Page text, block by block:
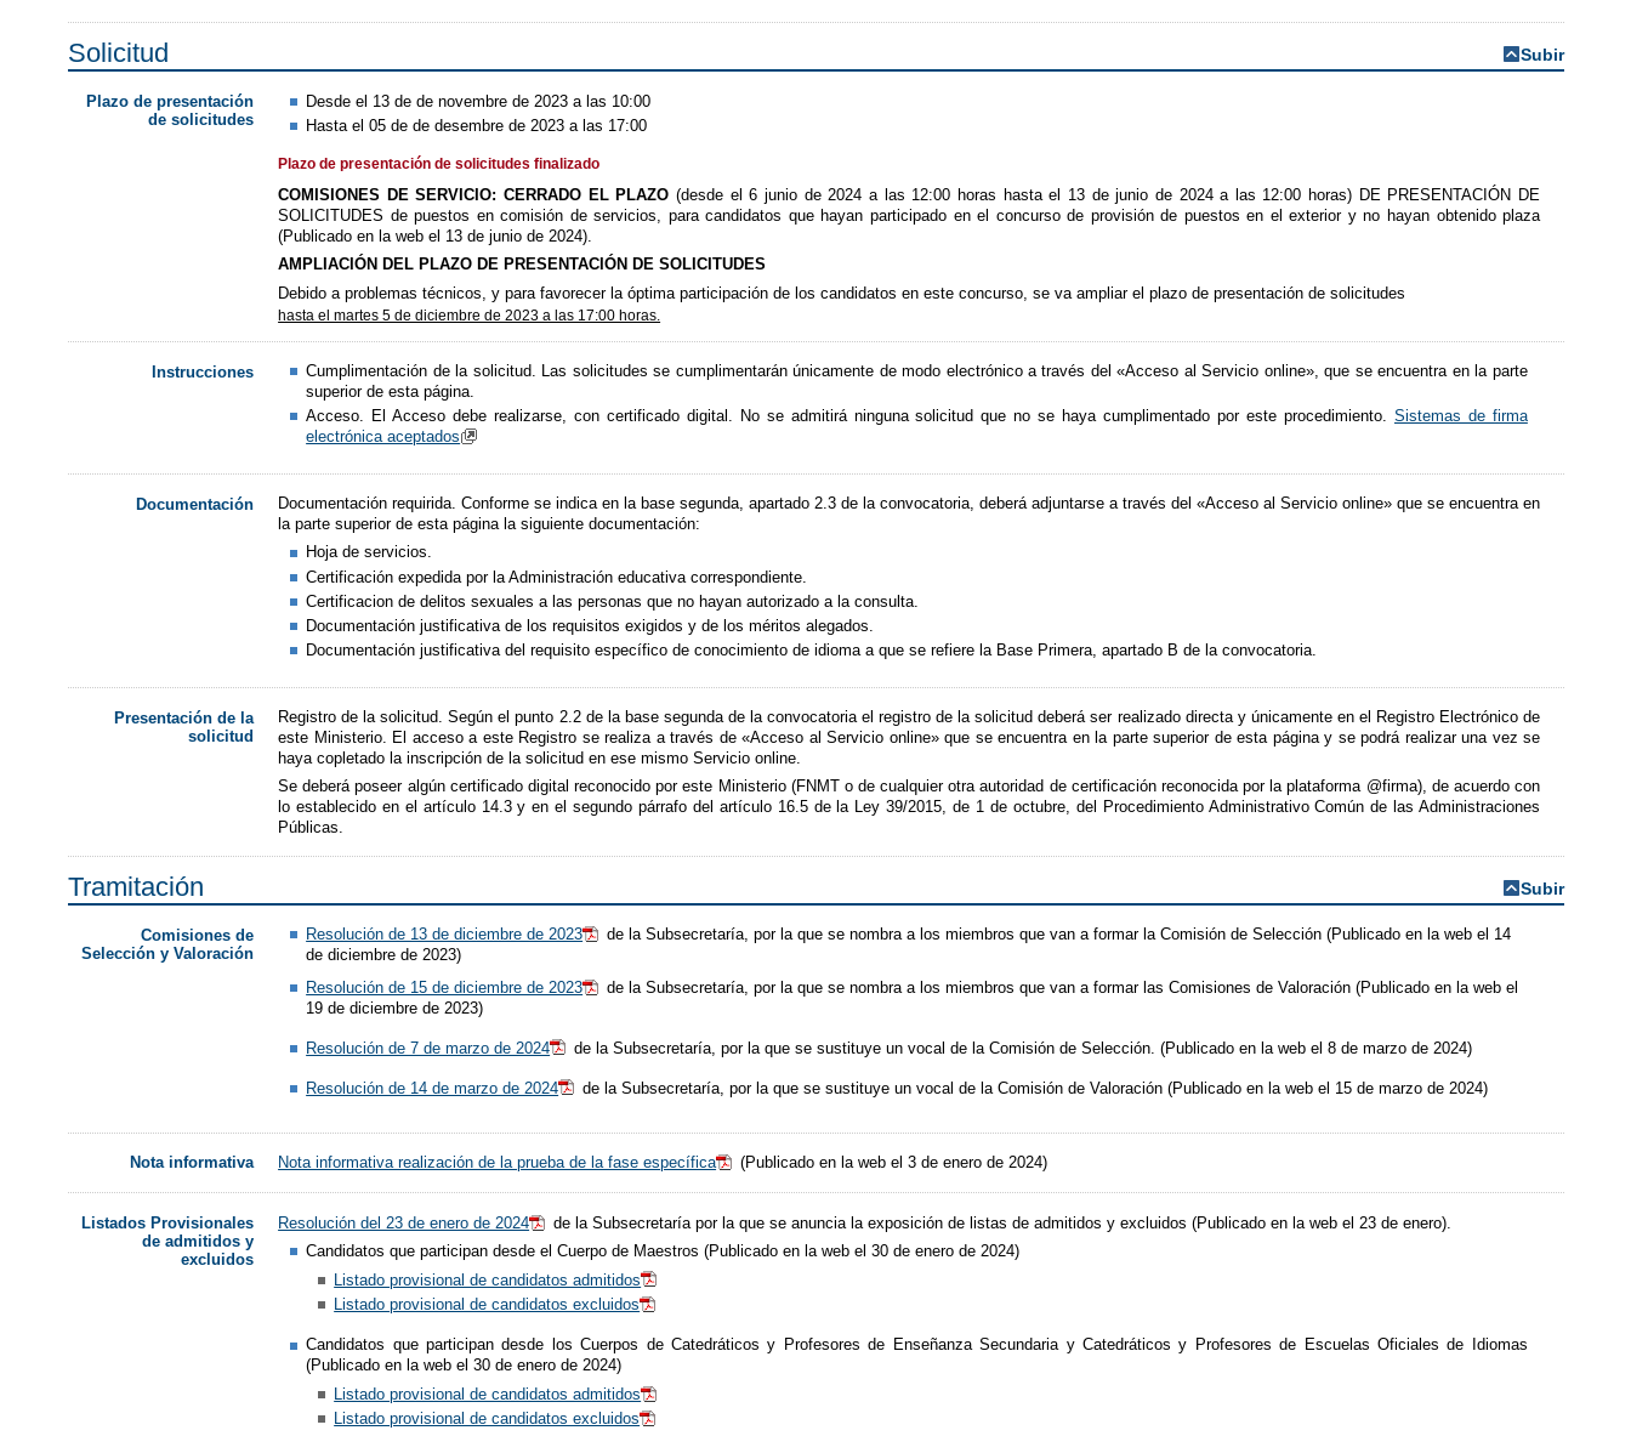
Solicitud Subir
Plazo de presentación
de solicitudes
Desde el 13 de de novembre de 2023 a las 10:00
Hasta el 05 de de desembre de 2023 a las 17:00
Plazo de presentación de solicitudes finalizado
COMISIONES DE SERVICIO:CERRADO EL PLAZO(desde el 6 junio de 2024 a las 12:00 horas hasta el 13 de junio de 2024 a las 12:00 horas) DE PRESENTACIÓN DE
SOLICITUDES de puestos en comisión de servicios, para candidatos que hayan participado en el concurso de provisión de puestos en el exterior y no hayan obtenido plaza
(Publicado en la web el 13 de junio de 2024).
AMPLIACIÓN DEL PLAZO DE PRESENTACIÓN DE SOLICITUDES
Debido a problemas técnicos, y para favorecer la óptima participación de los candidatos en este concurso, se va ampliar el plazo de presentación de solicitudes
hasta el martes 5 de diciembre de 2023 a las 17:00 horas.
Instrucciones
Cumplimentación de la solicitud. Las solicitudes se cumplimentarán únicamente de modo electrónico a través del «Acceso al Servicio online», que se encuentra en la parte
superior de esta página.
Acceso. El Acceso debe realizarse, con certificado digital. No se admitirá ninguna solicitud que no se haya cumplimentado por este procedimiento. Sistemas de firma
electrónica aceptados
Documentación
Documentación requirida. Conforme se indica en la base segunda, apartado 2.3 de la convocatoria, deberá adjuntarse a través del «Acceso al Servicio online» que se encuentra en
la parte superior de esta página la siguiente documentación:
Hoja de servicios.
Certificación expedida por la Administración educativa correspondiente.
Certificacion de delitos sexuales a las personas que no hayan autorizado a la consulta.
Documentación justificativa de los requisitos exigidos y de los méritos alegados.
Documentación justificativa del requisito específico de conocimiento de idioma a que se refiere la Base Primera, apartado B de la convocatoria.
Presentación de la
solicitud
Registro de la solicitud. Según el punto 2.2 de la base segunda de la convocatoria el registro de la solicitud deberá ser realizado directa y únicamente en el Registro Electrónico de
este Ministerio. El acceso a este Registro se realiza a través de «Acceso al Servicio online» que se encuentra en la parte superior de esta página y se podrá realizar una vez se
haya copletado la inscripción de la solicitud en ese mismo Servicio online.
Se deberá poseer algún certificado digital reconocido por este Ministerio (FNMT o de cualquier otra autoridad de certificación reconocida por la plataforma @firma), de acuerdo con
lo establecido en el artículo 14.3 y en el segundo párrafo del artículo 16.5 de la Ley 39/2015, de 1 de octubre, del Procedimiento Administrativo Común de las Administraciones
Públicas.
Tramitación Subir
Comisiones de
Selección y Valoración
Resolución de 13 de diciembre de 2023
de la Subsecretaría, por la que se nombra a los miembros que van a formar la Comisión de Selección (Publicado en la web el 14
de diciembre de 2023)
Resolución de 15 de diciembre de 2023
de la Subsecretaría, por la que se nombra a los miembros que van a formar las Comisiones de Valoración (Publicado en la web el
19 de diciembre de 2023)
Resolución de 7 de marzo de 2024 de la Subsecretaría, por la que se sustituye un vocal de la Comisión de Selección. (Publicado en la web el 8 de marzo de 2024)
Resolución de 14 de marzo de 2024 de la Subsecretaría, por la que se sustituye un vocal de la Comisión de Valoración (Publicado en la web el 15 de marzo de 2024)
Nota informativa Nota informativa realización de la prueba de la fase específica (Publicado en la web el 3 de enero de 2024)
Listados Provisionales
de admitidos y
excluidos
Resolución del 23 de enero de 2024
de la Subsecretaría por la que se anuncia la exposición de listas de admitidos y excluidos (Publicado en la web el 23 de enero).
Candidatos que participan desde el Cuerpo de Maestros (Publicado en la web el 30 de enero de 2024)
Listado provisional de candidatos admitidos
Listado provisional de candidatos excluidos
Candidatos que participan desde los Cuerpos de Catedráticos y Profesores de Enseñanza Secundaria y Catedráticos y Profesores de Escuelas Oficiales de Idiomas
(Publicado en la web el 30 de enero de 2024)
Listado provisional de candidatos admitidos
Listado provisional de candidatos excluidos​